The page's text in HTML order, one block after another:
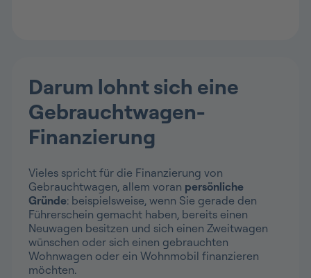
Darum lohnt sich eine
Gebrauchtwagen-
Finanzierung
Vieles spricht für die Finanzierung von
Gebrauchtwagen, allem voran persönliche
Gründe: beispielsweise, wenn Sie gerade den
Führerschein gemacht haben, bereits einen
Neuwagen besitzen und sich einen Zweitwagen
wünschen oder sich einen gebrauchten
Wohnwagen oder ein Wohnmobil finanzieren
möchten.